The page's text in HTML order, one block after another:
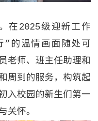
2025级迎新工作
”的温情画面随处可
老师、班主任助理和
周到的服务，构筑起
入校园的新生们第一
关怀。